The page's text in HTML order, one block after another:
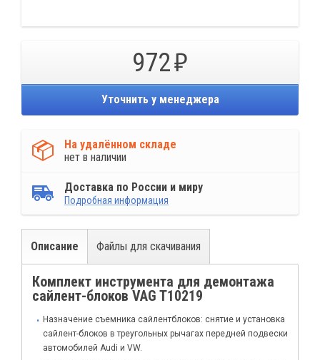
972
Уточнить у менеджера
На удалённом складе
нет в наличии
Доставка по России и миру
Подробная информация
Описание Файлы для скачивания
Комплект инструмента для демонтажа
сайлент-блоков VAG T10219
Назначение съемника сайлентблоков: снятие и установка
сайлент-блоков в треугольных рычагах передней подвески
автомобилей Audi и VW.